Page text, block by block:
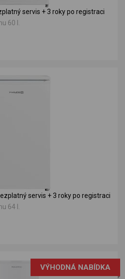
servis + 3 roky po registraci
60 l.
servis + 3 roky po registraci
64 l.
VÝHODNÁ NABÍDKA